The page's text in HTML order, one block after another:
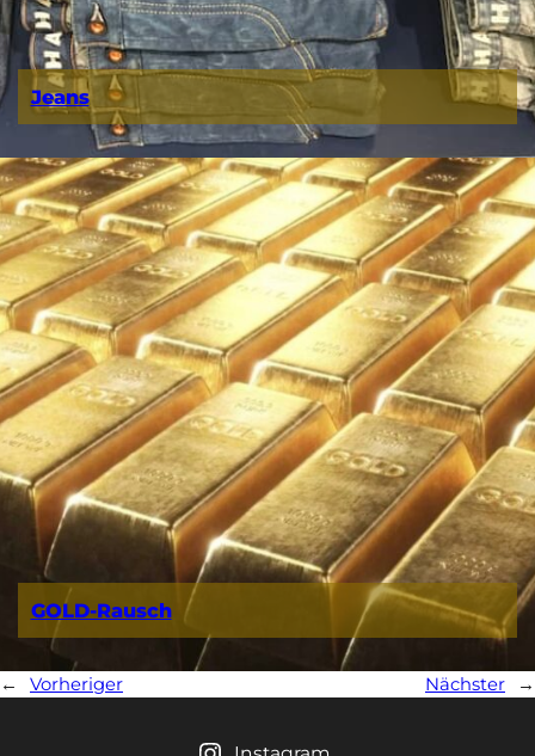
Jeans
GOLD-Rausch
← Vorheriger Nächster →